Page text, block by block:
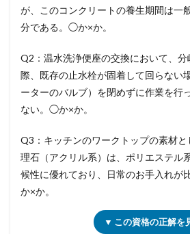
が、このコンクリートの養生期間は一
分である。◯か×か。
Q2：温水洗浄便座の交換において、
際、既存の止水栓が固着して回らない
ーターのバルブ）を閉めずに作業を行
ない。◯か×か。
Q3：キッチンのワークトップの素材
理石（アクリル系）は、ポリエステル
候性に優れており、日常のお手入れが
か×か。
▼ この資格の正解を